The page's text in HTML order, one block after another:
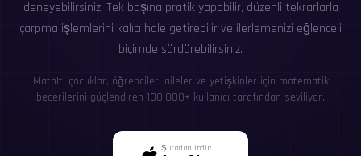
deneyebilirsiniz. Tek başına pratik yapabilir, düzenli tekrarlarla
çarpma işlemlerini kalıcı hale getirebilir ve ilerlemenizi eğlenceli
biçimde sürdürebilirsiniz.
MathIt, çocuklar, öğrenciler, aileler ve yetişkinler için matematik
becerilerini güçlendiren 100,000+ kullanıcı tarafından seviliyor.
Şuradan indir: